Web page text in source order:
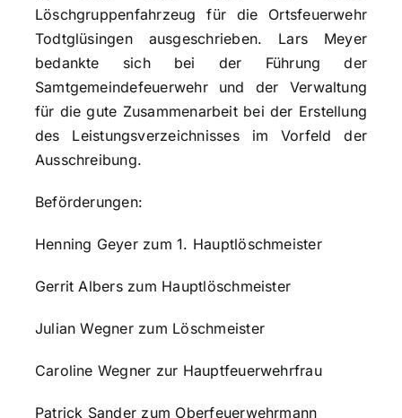
Löschgruppenfahrzeug für die Ortsfeuerwehr
Todtglüsingen ausgeschrieben. Lars Meyer
bedankte sich bei der Führung der
Samtgemeindefeuerwehr und der Verwaltung
für die gute Zusammenarbeit bei der Erstellung
des Leistungsverzeichnisses im Vorfeld der
Ausschreibung.
Beförderungen:
Henning Geyer zum 1. Hauptlöschmeister
Gerrit Albers zum Hauptlöschmeister
Julian Wegner zum Löschmeister
Caroline Wegner zur Hauptfeuerwehrfrau
Patrick Sander zum Oberfeuerwehrmann